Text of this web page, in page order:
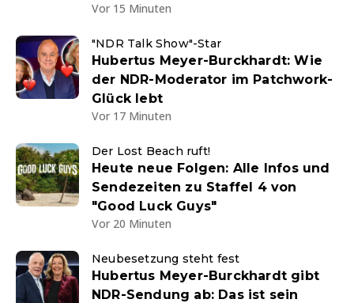
Vor 15 Minuten
"NDR Talk Show"-Star
Hubertus Meyer-Burckhardt: Wie
der NDR-Moderator im Patchwork-
Glück lebt
Vor 17 Minuten
Der Lost Beach ruft!
Heute neue Folgen: Alle Infos und
Sendezeiten zu Staffel 4 von
"Good Luck Guys"
Vor 20 Minuten
Neubesetzung steht fest
Hubertus Meyer-Burckhardt gibt
NDR-Sendung ab: Das ist sein